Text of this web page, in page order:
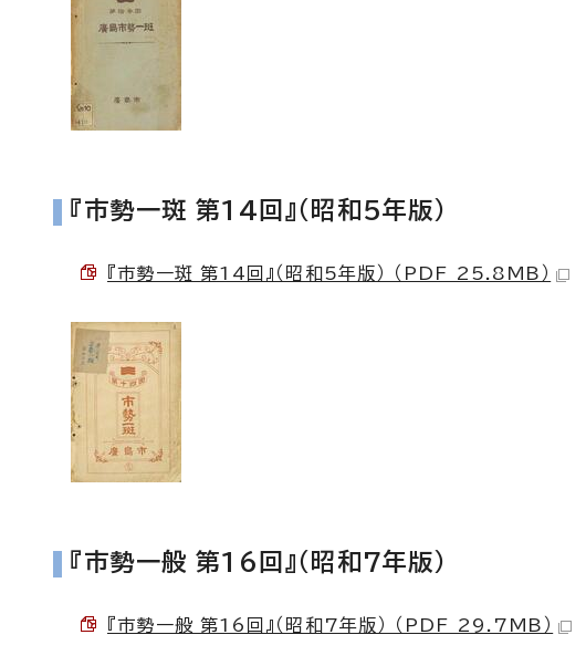
『市勢一斑 第14回』（昭和5年版）
『市勢一斑 第14回』（昭和5年版） （PDF 25.8MB）
『市勢一般 第16回』（昭和7年版）
『市勢一般 第16回』（昭和7年版） （PDF 29.7MB）